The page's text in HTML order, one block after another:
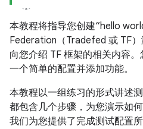
本教程将指导您创建“hello
Federation（Tradefed 或 TF
向您介绍 TF 框架的相关内容
一个简单的配置并添加功能。
本教程以一组练习的形式讲述
都包含几个步骤，为您演示如
我们为您提供了完成测试配置